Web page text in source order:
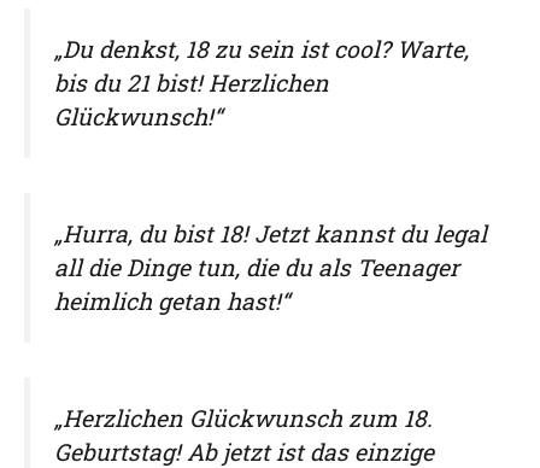
„Du denkst, 18 zu sein ist cool? Warte,
bis du 21 bist! Herzlichen
Glückwunsch!“
„Hurra, du bist 18! Jetzt kannst du legal
all die Dinge tun, die du als Teenager
heimlich getan hast!“
„Herzlichen Glückwunsch zum 18.
Geburtstag! Ab jetzt ist das einzige